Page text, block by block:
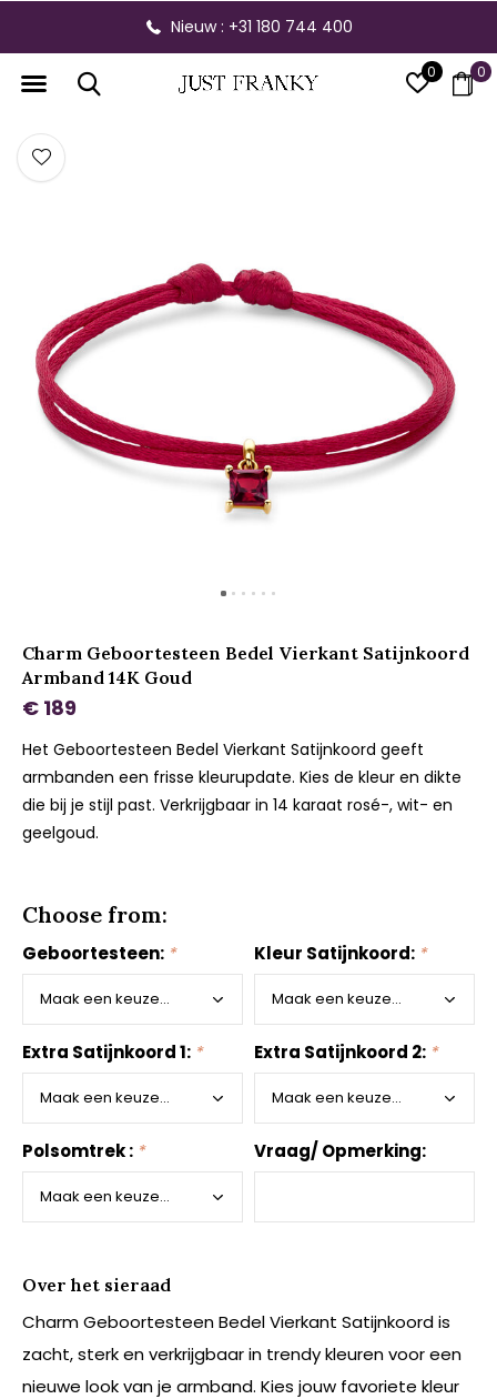
0 0
Nieuw : +31 180 744 400
Charm Geboortesteen Bedel Vierkant Satijnkoord
Armband 14K Goud
€ 189
Het Geboortesteen Bedel Vierkant Satijnkoord geeft
armbanden een frisse kleurupdate. Kies de kleur en dikte
die bij je stijl past. Verkrijgbaar in 14 karaat rosé-, wit- en
geelgoud.
Choose from:
Geboortesteen: * Kleur Satijnkoord: *
Extra Satijnkoord 1: * Extra Satijnkoord 2: *
Polsomtrek : * Vraag/ Opmerking:
Over het sieraad
Charm Geboortesteen Bedel Vierkant Satijnkoord is
zacht, sterk en verkrijgbaar in trendy kleuren voor een
nieuwe look van je armband. Kies jouw favoriete kleur